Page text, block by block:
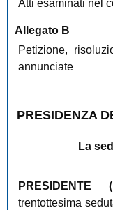
Atti esaminati nel
Allegato B
Petizione,
annunciate
PRESIDENZA
La
PRESIDENTE (
trentottesima